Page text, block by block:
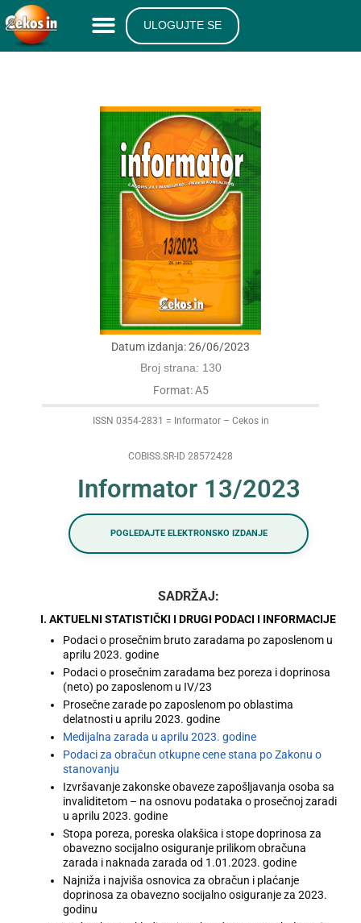
ULOGUJTE SE
Datum izdanja:26/06/2023
Broj strana: 130
Format: A5
ISSN 0354-2831 = Informator – Cekos in
COBISS.SR-ID 28572428
Informator 13/2023
POGLEDAJTE ELEKTRONSKO IZDANJE
SADRŽAJ:
I. AKTUELNI STATISTIČKI I DRUGI PODACI I INFORMACIJE
Podaci o prosečnim bruto zaradama po zaposlenom u
aprilu 2023. godine
Podaci o prosečnim zaradama bez poreza i doprinosa
(neto) po zaposlenom u IV/23
Prosečne zarade po zaposlenom po oblastima
delatnosti u aprilu 2023. godine
Medijalna zarada u aprilu 2023. godine
Podaci za obračun otkupne cene stana po Zakonu o
stanovanju
Izvršavanje zakonske obaveze zapošljavanja osoba sa
invaliditetom – na osnovu podataka o prosečnoj zaradi
u aprilu 2023. godine
Stopa poreza, poreska olakšica i stope doprinosa za
obavezno socijalno osiguranje prilikom obračuna
zarada i naknada zarada od 1.01.2023. godine
Najniža i najviša osnovica za obračun i plaćanje
doprinosa za obavezno socijalno osiguranje za 2023.
godinu